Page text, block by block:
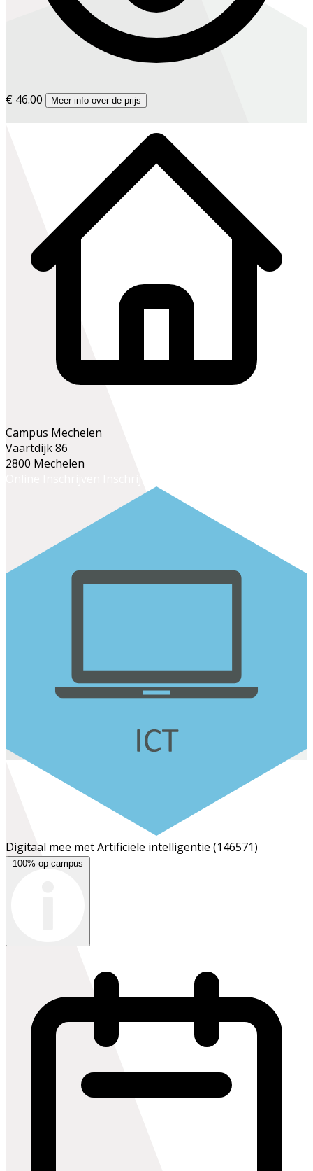
€ 46.00 Meer info over de prijs
Campus Mechelen
Vaartdijk 86
2800 Mechelen
Digitaal mee met Artificiële intelligentie (146571)
100% op campus